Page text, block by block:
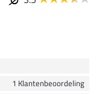
1 Klantenbeoordeling